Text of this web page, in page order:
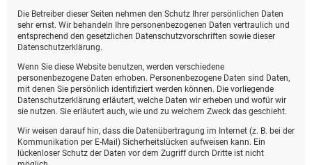
Die Betreiber dieser Seiten nehmen den Schutz Ihrer persönlichen Daten
sehr ernst. Wir behandeln Ihre personenbezogenen Daten vertraulich und
entsprechend den gesetzlichen Datenschutzvorschriften sowie dieser
Datenschutzerklärung.
Wenn Sie diese Website benutzen, werden verschiedene
personenbezogene Daten erhoben. Personenbezogene Daten sind Daten,
mit denen Sie persönlich identifiziert werden können. Die vorliegende
Datenschutzerklärung erläutert, welche Daten wir erheben und wofür wir
sie nutzen. Sie erläutert auch, wie und zu welchem Zweck das geschieht.
Wir weisen darauf hin, dass die Datenübertragung im Internet (z. B. bei der
Kommunikation per E-Mail) Sicherheitslücken aufweisen kann. Ein
lückenloser Schutz der Daten vor dem Zugriff durch Dritte ist nicht